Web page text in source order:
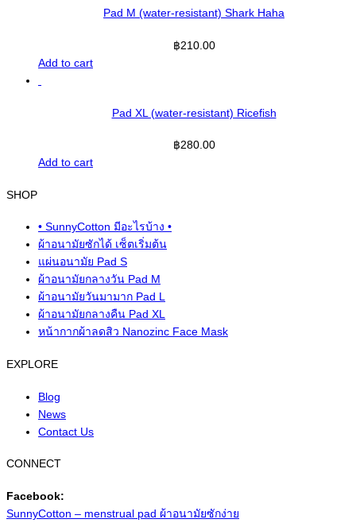
Pad M (water-resistant) Shark Haha
฿210.00
Add to cart
Pad XL (water-resistant) Ricefish
฿280.00
Add to cart
SHOP
• SunnyCotton มีอะไรบ้าง •
ผ้าอนามัยซักได้ เซ็ตเริ่มต้น
แผ่นอนามัย Pad S
ผ้าอนามัยกลางวัน Pad M
ผ้าอนามัยวันมามาก Pad L
ผ้าอนามัยกลางคืน Pad XL
หน้ากากผ้าลดสิว Nanozinc Face Mask
EXPLORE
Blog
News
Contact Us
CONNECT
Facebook:
SunnyCotton – menstrual pad ผ้าอนามัยซักง่าย